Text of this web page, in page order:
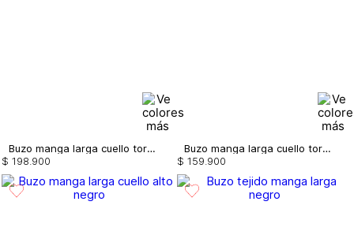
Buzo manga larga cuello tortuga
$ 198 900
Buzo manga larga cuello tortuga
$ 159 900